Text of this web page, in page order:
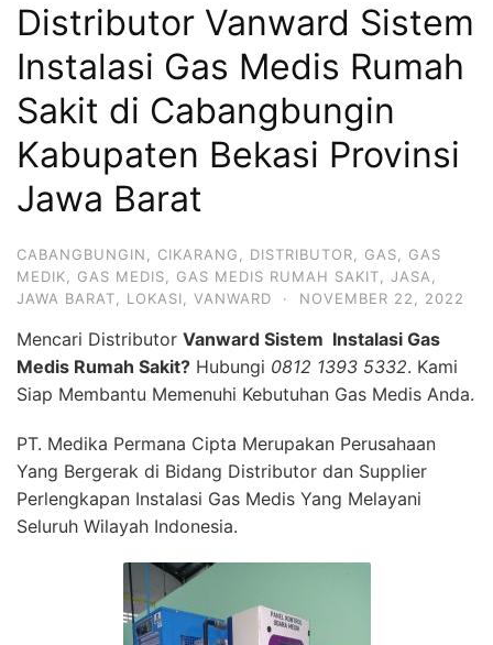
Distributor Vanward Sistem
Instalasi Gas Medis Rumah
Sakit di Cabangbungin
Kabupaten Bekasi Provinsi
Jawa Barat
CABANGBUNGIN CIKARANG DISTRIBUTOR GAS
GAS
MEDIK
GAS MEDIS GAS MEDIS RUMAH SAKIT JASA
JAWA BARAT
LOKASI VANWARD · NOVEMBER 22, 2022
Mencari Distributor Vanward Sistem Instalasi Gas
Medis Rumah Sakit? Hubungi 0812 1393 5332. Kami
Siap Membantu Memenuhi Kebutuhan Gas Medis Anda.
PT. Medika Permana Cipta Merupakan Perusahaan
Yang Bergerak di Bidang Distributor dan Supplier
Perlengkapan Instalasi Gas Medis Yang Melayani
Seluruh Wilayah Indonesia.